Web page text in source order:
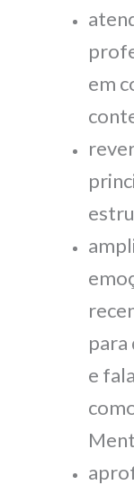
em
para
e